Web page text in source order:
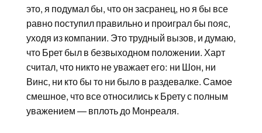
это, я подумал бы, что он засранец, но я бы все
равно поступил правильно и проиграл бы пояс,
уходя из компании. Это трудный вызов, и думаю,
что Брет был в безвыходном положении. Харт
считал, что никто не уважает его: ни Шон, ни
Винс, ни кто бы то ни было в раздевалке. Самое
смешное, что все относились к Брету с полным
уважением — вплоть до Монреаля.